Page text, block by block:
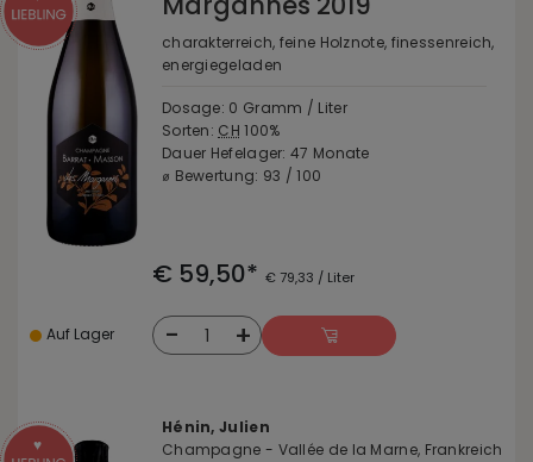
charakterreich, feine Holznote, finessenreich,
energiegeladen
Dosage: 0 Gramm / Liter
Sorten: CH 100%
Dauer Hefelager: 47 Monate
⌀ Bewertung: 93 / 100
€ 59,50* € 79,33 / Liter
Auf Lager - 1 +
Hénin, Julien
Champagne - Vallée de la Marne, Frankreich